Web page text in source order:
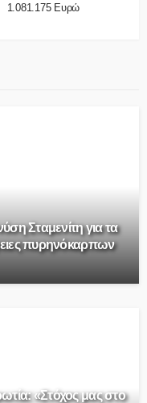
1.081.175 Ευρώ
Σταμενίτη για τα
πυρηνόκαρπων
«Στόχος μας στο